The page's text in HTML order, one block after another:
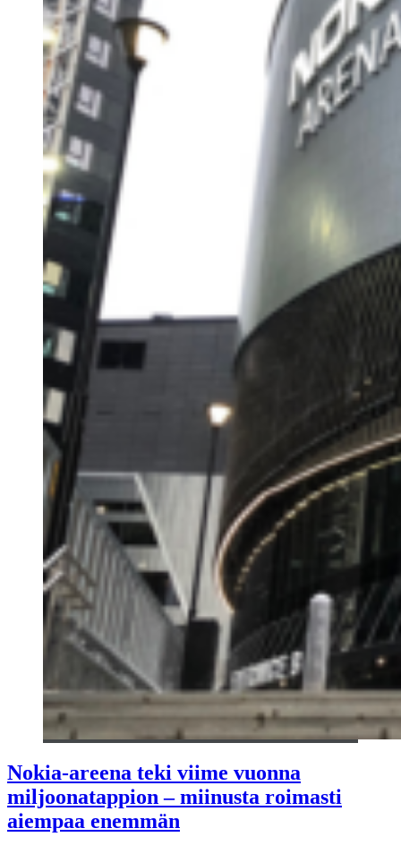
Nokia-areena teki viime vuonna
miljoonatappion – miinusta roimasti
aiempaa enemmän